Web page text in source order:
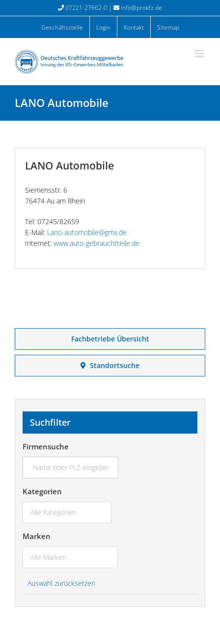
Inhalt
07221-27662-0 | info@prokfz.de
Geschäftsstelle Login Kontakt Sitemap
LANO Automobile
LANO Automobile
Siemensstr. 6
76474 Au am Rhein
Tel: 07245/82659
E-Mail: Lano-automobile@gmx.de
Internet: www.auto-gebrauchtteile.de
Fachbetriebe Übersicht
Standortsuche
Suchfilter
Firmensuche
Kategorien
Marken
Auswahl zurücksetzen